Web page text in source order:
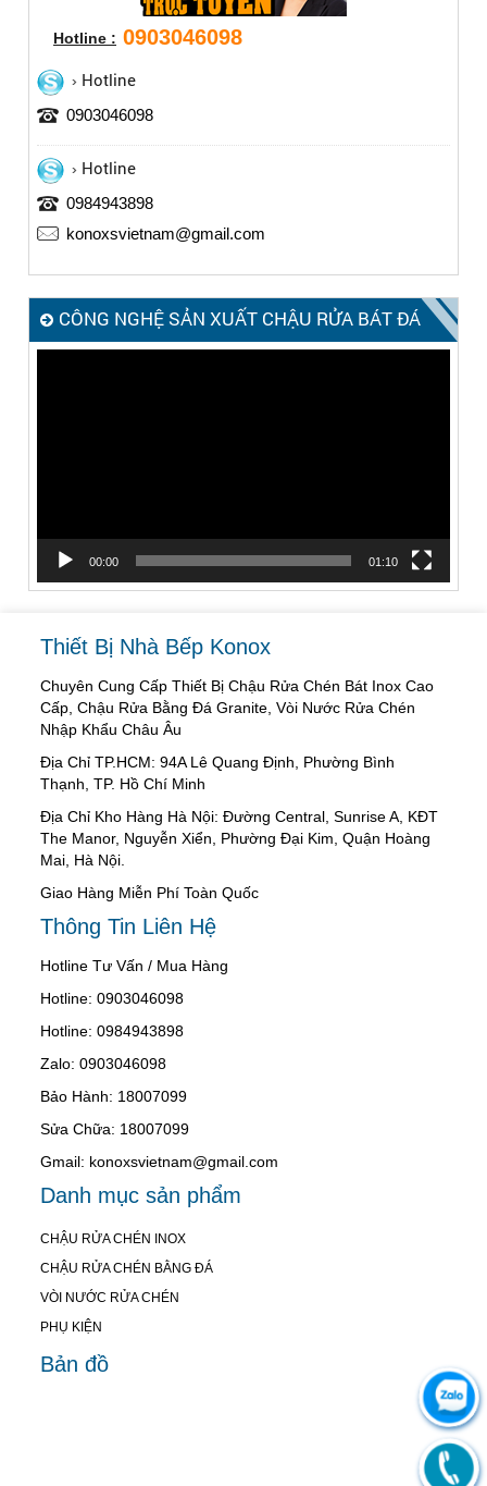
Hotline : 0903046098
Hotline
0903046098
Hotline
0984943898
konoxsvietnam@gmail.com
CÔNG NGHỆ SẢN XUẤT CHẬU RỬA BÁT ĐÁ
00:00 01:10
Thiết Bị Nhà Bếp Konox
Chuyên Cung Cấp Thiết Bị Chậu Rửa Chén Bát Inox Cao
Cấp, Chậu Rửa Bằng Đá Granite, Vòi Nước Rửa Chén
Nhập Khẩu Châu Âu
Địa Chỉ TP.HCM: 94A Lê Quang Định, Phường Bình
Thạnh, TP. Hồ Chí Minh
Địa Chỉ Kho Hàng Hà Nội: Đường Central, Sunrise A, KĐT
The Manor, Nguyễn Xiển, Phường Đại Kim, Quận Hoàng
Mai, Hà Nội.
Giao Hàng Miễn Phí Toàn Quốc
Thông Tin Liên Hệ
Hotline Tư Vấn / Mua Hàng
Hotline: 0903046098
Hotline: 0984943898
Zalo: 0903046098
Bảo Hành: 18007099
Sửa Chữa: 18007099
Gmail: konoxsvietnam@gmail.com
Danh mục sản phẩm
CHẬU RỬA CHÉN INOX
CHẬU RỬA CHÉN BẰNG ĐÁ
VÒI NƯỚC RỬA CHÉN
PHỤ KIỆN
Bản đồ